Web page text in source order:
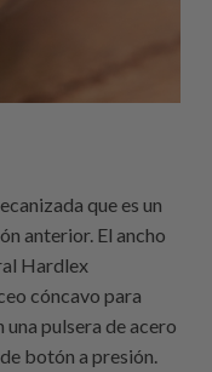
que es un
anterior. El ancho
Hardlex
cóncavo para
pulsera de acero
botón a presión.